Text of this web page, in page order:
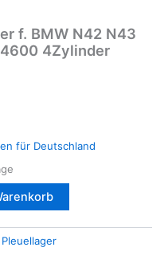
f. BMW N42 N43
4Zylinder
für Deutschland
Pleuellager